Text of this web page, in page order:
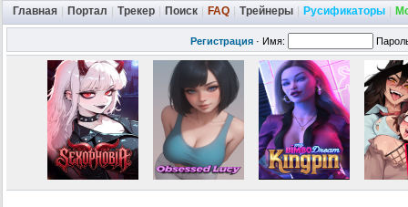
Главная Портал Трекер Поиск FAQ Трейнеры Русификаторы
Регистрация · Имя: